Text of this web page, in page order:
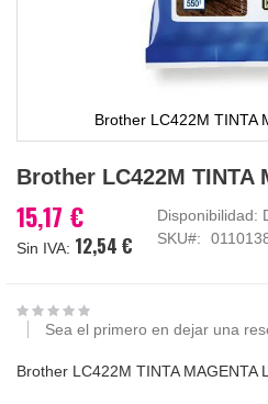
Brother LC422M TINTA
al
de
la
imágenes
Brother LC422M TINTA
15,17 €
12,54 €
Disponibilidad:
SKU
Sea el primero en dejar una
Brother LC422M TINTA MAGENTA